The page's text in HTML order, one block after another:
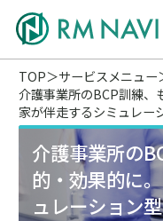
TOP
サービスメニュー
介護事業所のBCP訓練、
家が伴走するシミュレー
介護事業所の
的・効果的に
ュレーション